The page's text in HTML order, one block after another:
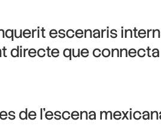
escenaris
que
de l’escena